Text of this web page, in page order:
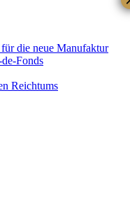
die neue Manufaktur
Fonds
Reichtums